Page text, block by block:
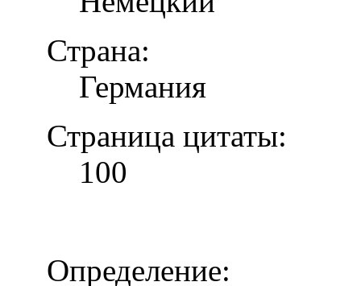
Страна:
Германия
Страница цитаты:
100
Определение: